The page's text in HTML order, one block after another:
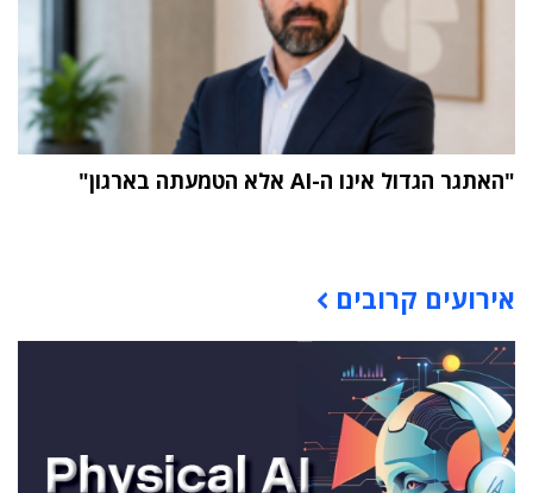
"האתגר הגדול אינו ה-AI אלא הטמעתה בארגון"
אירועים קרובים